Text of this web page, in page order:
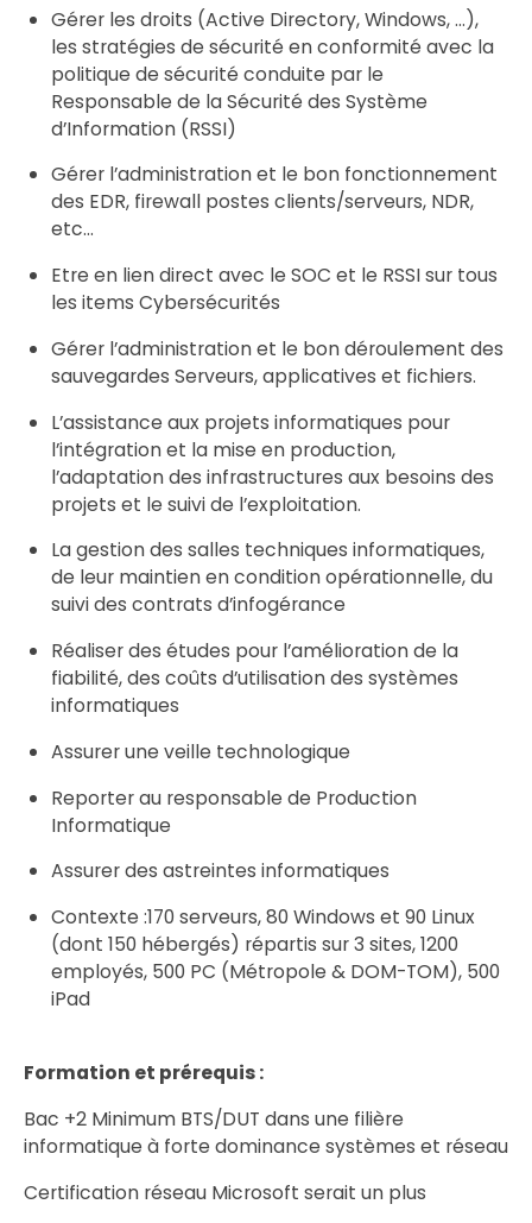
Gérer les droits (Active Directory, Windows, …),
les stratégies de sécurité en conformité avec la
politique de sécurité conduite par le
Responsable de la Sécurité des Système
d’Information (RSSI)
Gérer l’administration et le bon fonctionnement
des EDR, firewall postes clients/serveurs, NDR,
etc…
Etre en lien direct avec le SOC et le RSSI sur tous
les items Cybersécurités
Gérer l’administration et le bon déroulement des
sauvegardes Serveurs, applicatives et fichiers.
L’assistance aux projets informatiques pour
l’intégration et la mise en production,
l’adaptation des infrastructures aux besoins des
projets et le suivi de l’exploitation.
La gestion des salles techniques informatiques,
de leur maintien en condition opérationnelle, du
suivi des contrats d’infogérance
Réaliser des études pour l’amélioration de la
fiabilité, des coûts d’utilisation des systèmes
informatiques
Assurer une veille technologique
Reporter au responsable de Production
Informatique
Assurer des astreintes informatiques
Contexte :170 serveurs, 80 Windows et 90 Linux
(dont 150 hébergés) répartis sur 3 sites, 1200
employés, 500 PC (Métropole & DOM-TOM), 500
iPad
Formation et prérequis :
Bac +2 Minimum BTS/DUT dans une filière
informatique à forte dominance systèmes et réseau
Certification réseau Microsoft serait un plus